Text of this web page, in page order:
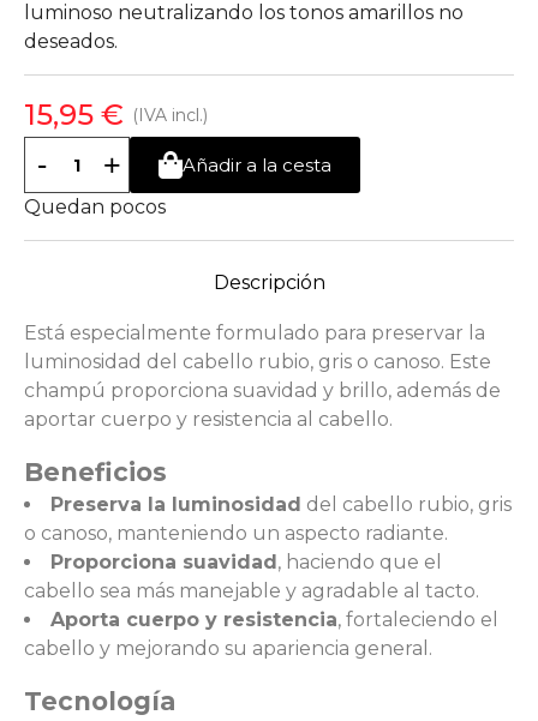
luminoso neutralizando los tonos amarillos no
deseados.
15,95 € (IVA incl.)
- +
Añadir a la cesta
Quedan pocos
Descripción
Está especialmente formulado para preservar la
luminosidad del cabello rubio, gris o canoso. Este
champú proporciona suavidad y brillo, además de
aportar cuerpo y resistencia al cabello.
Beneficios
Preserva la luminosidad del cabello rubio, gris
o canoso, manteniendo un aspecto radiante.
Proporciona suavidad , haciendo que el
cabello sea más manejable y agradable al tacto.
Aporta cuerpo y resistencia, fortaleciendo el
cabello y mejorando su apariencia general.
Tecnología